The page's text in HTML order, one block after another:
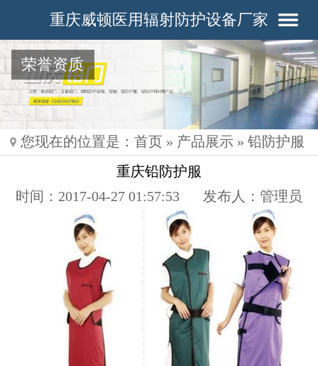
重庆威顿医用辐射防护设备厂家
荣誉资质
您现在的位置是： 首页 » 产品展示» 铅防护服
重庆铅防护服
时间：2017-04-27 01:57:53 发布人：管理员